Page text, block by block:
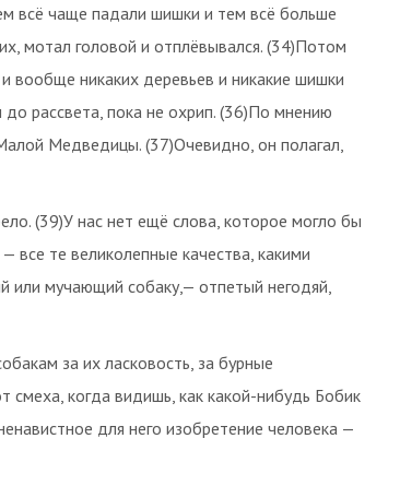
всё чаще падали шишки и тем всё больше
мотал головой и отплёвывался. (34)Потом
вообще никаких деревьев и никакие шишки
рассвета, пока не охрип. (36)По мнению
Медведицы. (37)Очевидно, он полагал,
(39)У нас нет ещё слова, которое могло бы
все те великолепные качества, какими
или мучающий собаку,— отпетый негодяй,
за их ласковость, за бурные
когда видишь, как какой-нибудь Бобик
для него изобретение человека —